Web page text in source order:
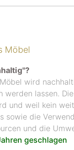
Möbel
wird
werden lassen.
und weil kein
sowie die
und die
geschlagen